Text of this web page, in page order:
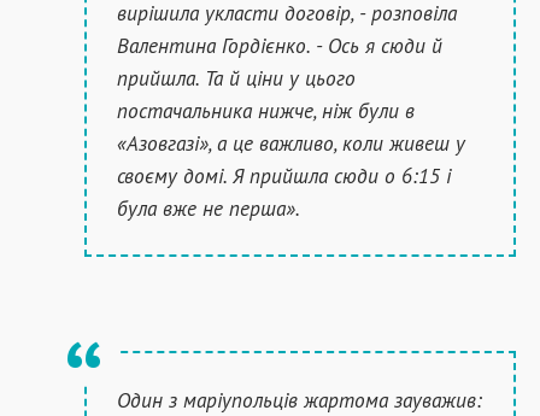
вирішила укласти договір, - розповіла
Валентина Гордієнко. - Ось я сюди й
прийшла. Та й ціни у цього
постачальника нижче, ніж були в
«Азовгазі», а це важливо, коли живеш у
своєму домі. Я прийшла сюди о 6:15 і
була вже не перша».
Один з маріупольців жартома зауважив: